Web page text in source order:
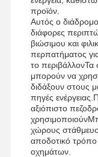
Τραπέζι
Συσκευές για
Σιδηροδρομικές
Συσκευές
ηλιακό κανάλι
Ηλιακή οδό στην
προϊόν.
Αυτός ο
διάφορες
βιώσιμου και
περπατήματος
το περιβάλλονΤα
μπορούν να
διδάξουν στους
πηγές
αξιόπιστο
χώρους
αποδοτικό τρόπο
οχημάτων.